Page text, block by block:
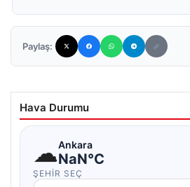
Paylaş:
Hava Durumu
☁Ankara
NaN°C
ŞEHIR SEÇ